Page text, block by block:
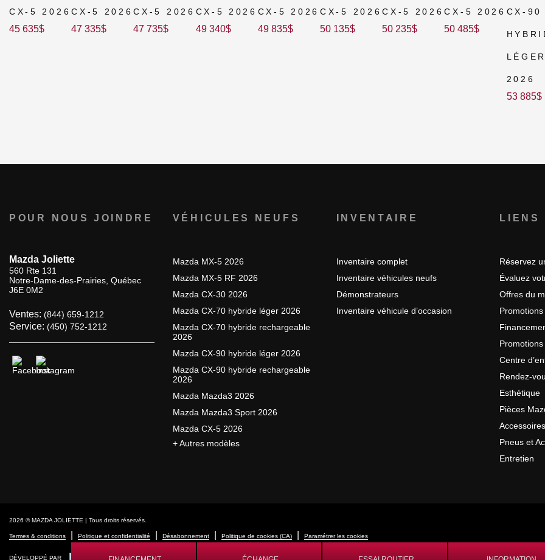
CX-5 2026
45 635$
CX-5 2026
47 335$
CX-5 2026
47 735$
CX-5 2026
49 340$
CX-5 2026
49 835$
CX-5 2026
50 135$
CX-5 2026
50 235$
CX-5 2026
50 485$
CX-90
2026
53 885$
POUR NOUS JOINDRE
Mazda Joliette
560 Rte 131
Notre-Dame-des-Prairies Québec
J6E 0M2
Ventes: (844) 659-1212
Service: (450) 752-1212
VÉHICULES NEUFS
Mazda MX-5 2026
Mazda MX-5 RF 2026
Mazda CX-30 2026
Mazda CX-70 hybride léger 2026
Mazda CX-70 hybride rechargeable
2026
Mazda CX-90 hybride léger 2026
Mazda CX-90 hybride rechargeable
2026
Mazda Mazda3 2026
Mazda Mazda3 Sport 2026
Mazda CX-5 2026
+ Autres modèles
INVENTAIRE
Inventaire complet
Inventaire véhicules neufs
Démonstrateurs
Inventaire véhicule d’occasion
LIENS
Réservez
Évaluez
Offres du
Centre
Rendez-
Esthétique
Pièces
Pneus et
Entretien
2026 © MAZDA JOLIETTE | Tous droits réservés.
Termes & conditions Politique et confidentialité Désabonnement Politique de cookies (CA) Paramétrer les cookies
DÉVELOPPÉ PAR